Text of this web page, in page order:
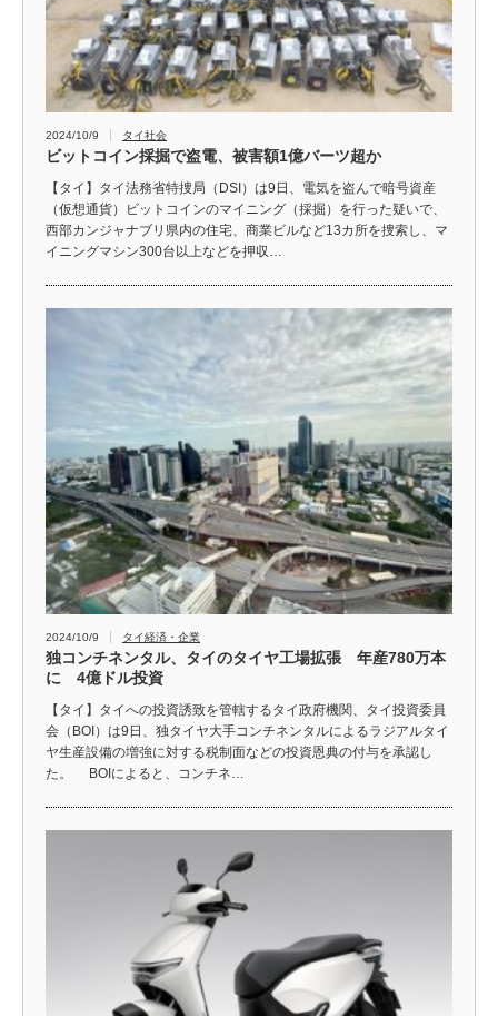
2024/10/9 タイ社会
ビットコイン採掘で盗電、被害額1億バーツ超か
【タイ】タイ法務省特捜局（DSI）は9日、電気を盗んで暗号資産
（仮想通貨）ビットコインのマイニング（採掘）を行った疑いで、
西部カンジャナブリ県内の住宅、商業ビルなど13カ所を捜索し、マ
イニングマシン300台以上などを押収…
2024/10/9 タイ経済・企業
独コンチネンタル、タイのタイヤ工場拡張 年産780万本
に 4億ドル投資
【タイ】タイへの投資誘致を管轄するタイ政府機関、タイ投資委員
会（BOI）は9日、独タイヤ大手コンチネンタルによるラジアルタイ
ヤ生産設備の増強に対する税制面などの投資恩典の付与を承認し
た。 BOIによると、コンチネ…